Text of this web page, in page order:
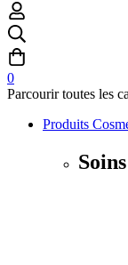
0
Parcourir toutes les
Produits